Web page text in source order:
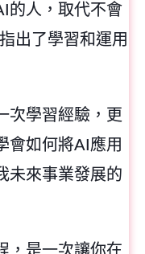
的人，取代不會
出了學習和運用
次學習經驗，更
會如何將AI應用
未來事業發展的